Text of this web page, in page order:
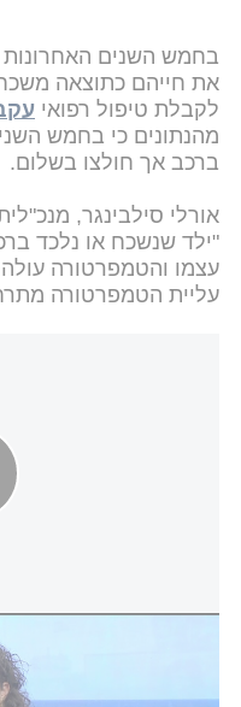
לקבלת טיפול רפואי
ברכב אך חולצו בשלום.
אורלי סילבינגר,
"ילד שנשכח או נלכד
עצמו והטמפרטורה
עליית הטמפרטורה מתרחשת ב-20
״שכחת ילד ברכב
משינוי שגרה, עייפות,